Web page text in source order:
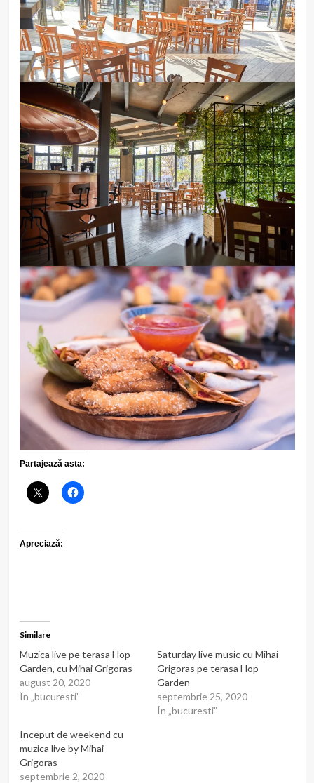
Partajează asta:
Apreciază:
Similare
Muzica live pe terasa Hop
Garden, cu Mihai Grigoras
august 20, 2020
În „bucuresti”
Saturday live music cu Mihai
Grigoras pe terasa Hop
Garden
septembrie 25, 2020
În „bucuresti”
Inceput de weekend cu
muzica live by Mihai
Grigoras
septembrie 2, 2020